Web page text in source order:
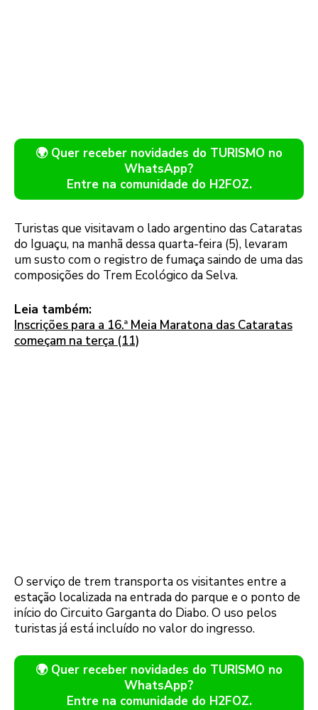
🌍 Quer receber novidades do TURISMO no
WhatsApp?
Entre na comunidade do H2FOZ.
Turistas que visitavam o lado argentino das Cataratas
do Iguaçu, na manhã dessa quarta-feira (5), levaram
um susto com o registro de fumaça saindo de uma das
composições do Trem Ecológico da Selva.
Leia também:
Inscrições para a 16.ª Meia Maratona das Cataratas
começam na terça (11)
O serviço de trem transporta os visitantes entre a
estação localizada na entrada do parque e o ponto de
início do Circuito Garganta do Diabo. O uso pelos
turistas já está incluído no valor do ingresso.
🌍 Quer receber novidades do TURISMO no
WhatsApp?
Entre na comunidade do H2FOZ.